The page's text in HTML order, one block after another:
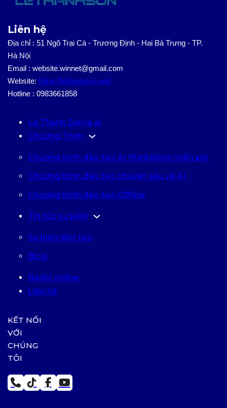
Liên hệ
Địa chỉ : 51 Ngõ Trại Cá - Trương Định - Hai Bà Trưng - TP.
Hà Nội
Email : website.winnet@gmail.com
Website: https://lethanhson.net/
Hotline : 0983661858
Lê Thanh Sơn là ai
Chương Trình
Chương trình đào tạo AI Marketing miễn phí
Chương trình đào tạo chuyên sâu về AI
Chương trình đào tạo Offline
Tin tức sự kiện
Sự kiện đào tạo
Blog
Radio online
Liên hệ
KẾT NỐI
VỚI
CHÚNG
TÔI